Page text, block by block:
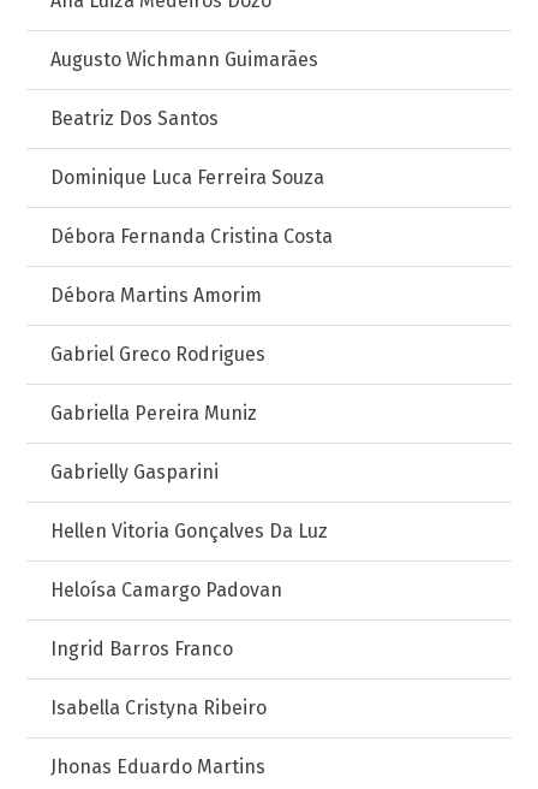
Augusto Wichmann Guimarães
Beatriz Dos Santos
Dominique Luca Ferreira Souza
Débora Fernanda Cristina Costa
Débora Martins Amorim
Gabriel Greco Rodrigues
Gabriella Pereira Muniz
Gabrielly Gasparini
Hellen Vitoria Gonçalves Da Luz
Heloísa Camargo Padovan
Ingrid Barros Franco
Isabella Cristyna Ribeiro
Jhonas Eduardo Martins